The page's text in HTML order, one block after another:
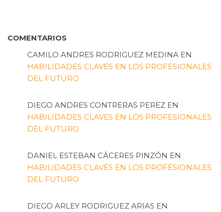
COMENTARIOS
CAMILO ANDRES RODRIGUEZ MEDINA EN
HABILIDADES CLAVES EN LOS PROFESIONALES
DEL FUTURO
DIEGO ANDRES CONTRERAS PEREZ EN
HABILIDADES CLAVES EN LOS PROFESIONALES
DEL FUTURO
DANIEL ESTEBAN CÁCERES PINZÓN EN
HABILIDADES CLAVES EN LOS PROFESIONALES
DEL FUTURO
DIEGO ARLEY RODRIGUEZ ARIAS EN